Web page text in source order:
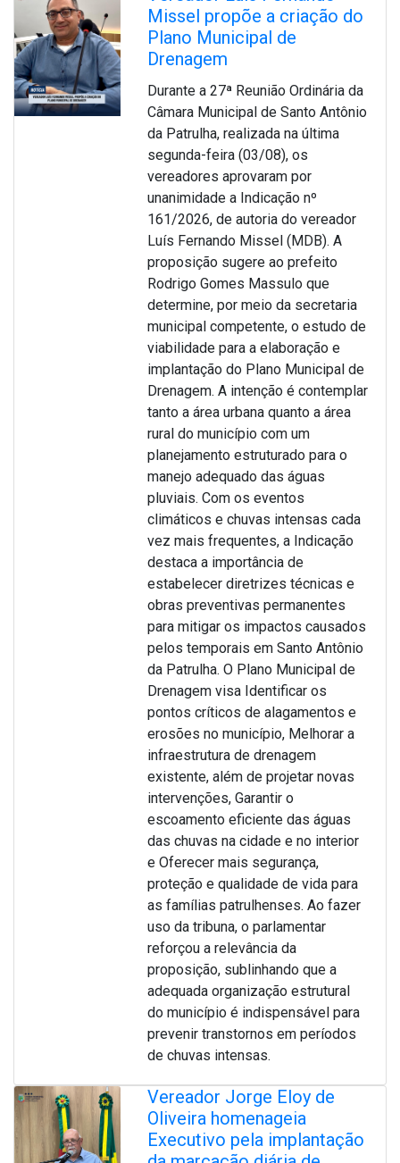
Missel propõe a criação do
Plano Municipal de
Drenagem
Durante a 27ª Reunião Ordinária da
Câmara Municipal de Santo Antônio
da Patrulha, realizada na última
segunda-feira (03/08), os
vereadores aprovaram por
unanimidade a Indicação nº
161/2026, de autoria do vereador
Luís Fernando Missel (MDB). A
proposição sugere ao prefeito
Rodrigo Gomes Massulo que
determine, por meio da secretaria
municipal competente, o estudo de
viabilidade para a elaboração e
implantação do Plano Municipal de
Drenagem. A intenção é contemplar
tanto a área urbana quanto a área
rural do município com um
planejamento estruturado para o
manejo adequado das águas
pluviais. Com os eventos
climáticos e chuvas intensas cada
vez mais frequentes, a Indicação
destaca a importância de
estabelecer diretrizes técnicas e
obras preventivas permanentes
para mitigar os impactos causados
pelos temporais em Santo Antônio
da Patrulha. O Plano Municipal de
Drenagem visa Identificar os
pontos críticos de alagamentos e
erosões no município, Melhorar a
infraestrutura de drenagem
existente, além de projetar novas
intervenções, Garantir o
escoamento eficiente das águas
das chuvas na cidade e no interior
e Oferecer mais segurança,
proteção e qualidade de vida para
as famílias patrulhenses. Ao fazer
uso da tribuna, o parlamentar
reforçou a relevância da
proposição, sublinhando que a
adequada organização estrutural
do município é indispensável para
prevenir transtornos em períodos
de chuvas intensas.
Vereador Jorge Eloy de
Oliveira homenageia
Executivo pela implantação